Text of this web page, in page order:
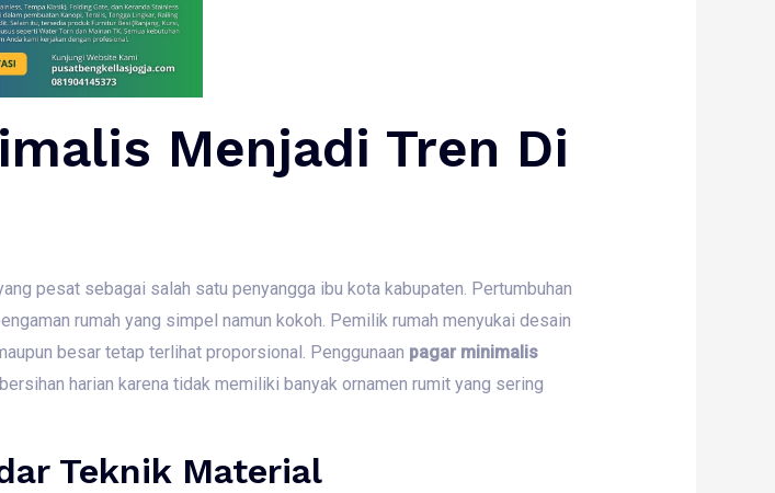
Menjadi Tren Di
pesat sebagai salah satu penyangga ibu kota kabupaten. Pertumbuhan
rumah yang simpel namun kokoh. Pemilik rumah menyukai desain
besar tetap terlihat proporsional. Penggunaan pagar minimalis
harian karena tidak memiliki banyak ornamen rumit yang sering
Teknik Material